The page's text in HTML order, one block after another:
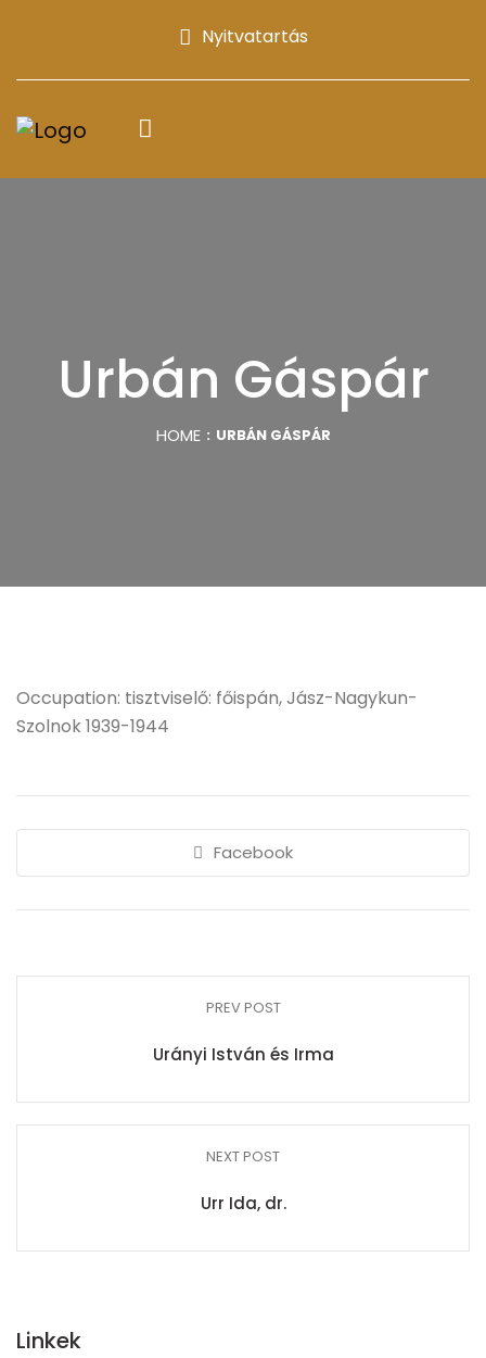
Nyitvatartás
Urbán Gáspár
HOME URBÁN GÁSPÁR
Occupation: tisztviselő: főispán, Jász-Nagykun-
Szolnok 1939-1944
Facebook
PREV POST
Urányi István és Irma
NEXT POST
Urr Ida, dr.
Linkek